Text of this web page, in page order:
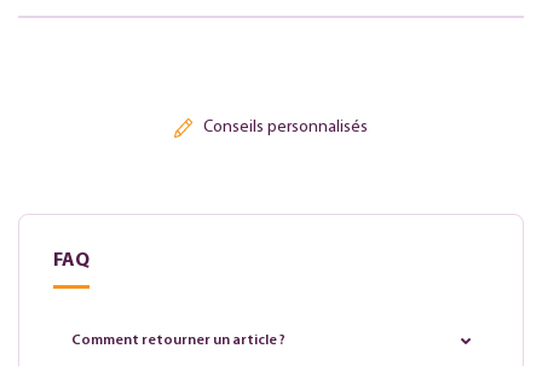
Conseils personnalisés
FAQ
Comment retourner un article ?